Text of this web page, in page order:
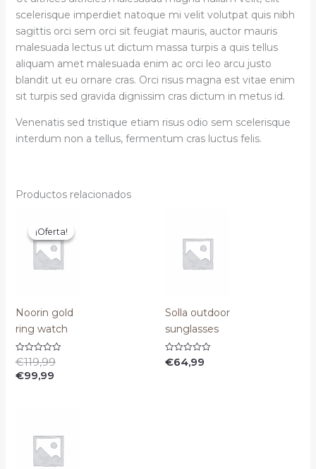
scelerisque imperdiet natoque mi velit volutpat quis nibh
sagittis orci sem orci sit feugiat mauris, auctor mauris
malesuada lectus ut dictum massa turpis a quis tellus
aliquam amet malesuada enim ac orci leo arcu justo
blandit ut eu ornare cras. Orci risus magna est vitae enim
sit turpis sed gravida dignissim cras dictum in metus id.
Venenatis sed tristique etiam risus odio sem scelerisque
interdum non a tellus, fermentum cras luctus felis.
Productos relacionados
¡Oferta!
¡Oferta!
Noorin gold
ring watch
Valorado
con
0
€119,99
precio
original
era:
€119,99.
€99,99
precio
actual
es:
€99,99.
Solla outdoor
sunglasses
Valorado
con
€64,99